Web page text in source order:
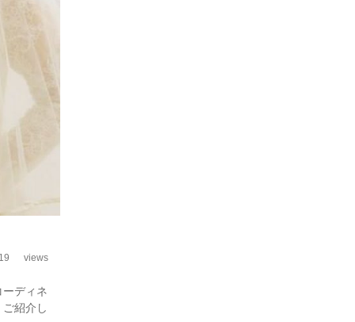
views
ディネ
紹介し